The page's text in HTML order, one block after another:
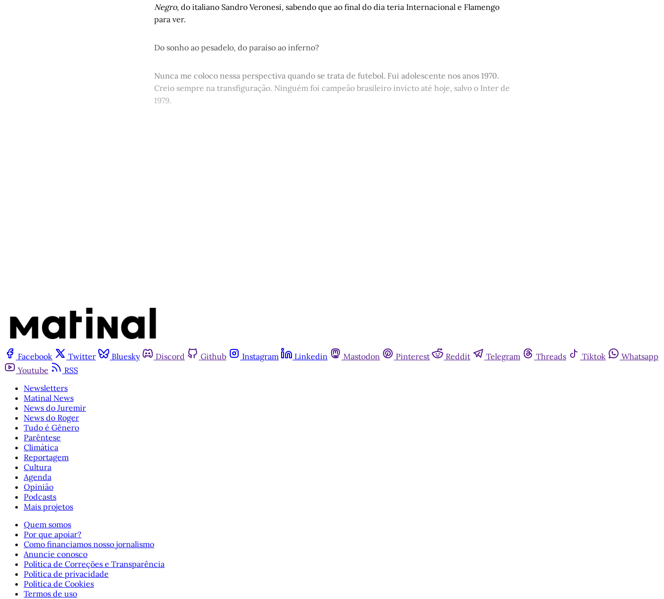
Negro, do italiano Sandro Veronesi, sabendo que ao final do dia teria Internacional e Flamengo
para ver.
Do sonho ao pesadelo, do paraíso ao inferno?
Nunca me coloco nessa perspectiva quando se trata de futebol. Fui adolescente nos anos 1970.
Creio sempre na transfiguração. Ninguém foi campeão brasileiro invicto até hoje, salvo o Inter de
1979.
Facebook Twitter Bluesky Discord Github Instagram Linkedin Mastodon Pinterest Reddit Telegram Threads Tiktok
Whatsapp
Youtube
RSS
Newsletters
Matinal News
News do Juremir
News do Roger
Tudo é Gênero
Parêntese
Climática
Reportagem
Cultura
Agenda
Opinião
Podcasts
Mais projetos
Quem somos
Por que apoiar?
Como financiamos nosso jornalismo
Anuncie conosco
Política de Correções e Transparência
Política de privacidade
Política de Cookies
Termos de uso